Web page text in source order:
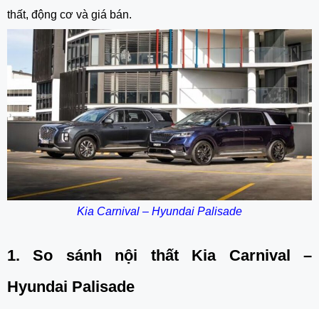
thất, động cơ và giá bán.
Kia Carnival – Hyundai Palisade
1. So sánh nội thất Kia Carnival –
Hyundai Palisade